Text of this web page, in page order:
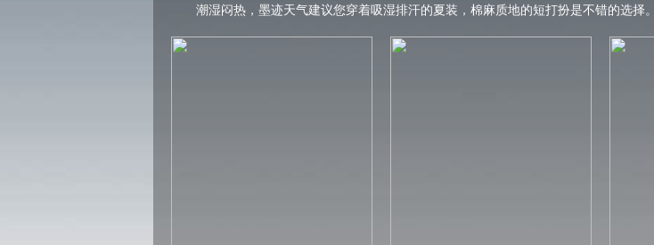
潮湿闷热，墨迹天气建议您穿着吸湿排汗的夏装，棉麻质地的短打扮是不错的选择。